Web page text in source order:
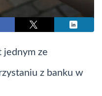
jednym ze
z banku w